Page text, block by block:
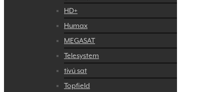
HD+
Humax
MEGASAT
Telesystem
tivú sat
Topfield